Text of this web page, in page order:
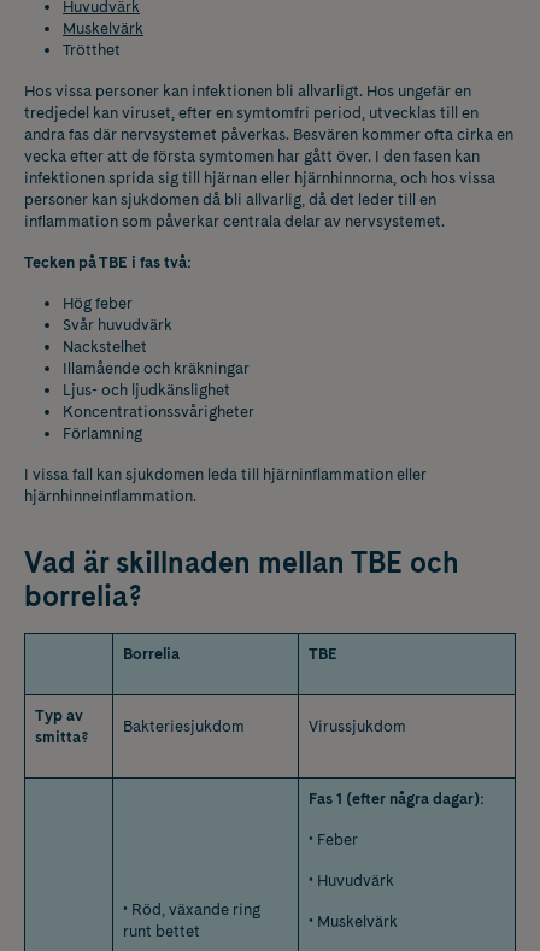
Huvudvärk
Muskelvärk
Trötthet
Hos vissa personer kan infektionen bli allvarligt. Hos ungefär en
tredjedel kan viruset, efter en symtomfri period, utvecklas till en
andra fas där nervsystemet påverkas. Besvären kommer ofta cirka en
vecka efter att de första symtomen har gått över. I den fasen kan
infektionen sprida sig till hjärnan eller hjärnhinnorna, och hos vissa
personer kan sjukdomen då bli allvarlig, då det leder till en
inflammation som påverkar centrala delar av nervsystemet.
Tecken på TBE i fas två:
Hög feber
Svår huvudvärk
Nackstelhet
Illamående och kräkningar
Ljus- och ljudkänslighet
Koncentrationssvårigheter
Förlamning
I vissa fall kan sjukdomen leda till hjärninflammation eller
hjärnhinneinflammation.
Vad är skillnaden mellan TBE och
borrelia?
Borrelia TBE
Typ av
smitta?
Bakteriesjukdom Virussjukdom
• Röd, växande ring
runt bettet
Fas 1 (efter några dagar):
• Feber
• Huvudvärk
• Muskelvärk